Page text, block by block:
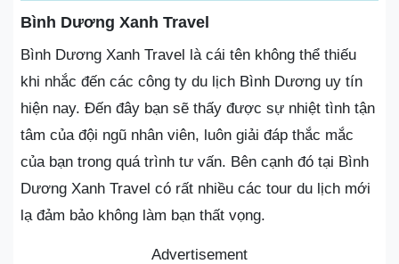
Bình Dương Xanh Travel
Bình Dương Xanh Travel là cái tên không thể thiếu
khi nhắc đến các công ty du lịch Bình Dương uy tín
hiện nay. Đến đây bạn sẽ thấy được sự nhiệt tình tận
tâm của đội ngũ nhân viên, luôn giải đáp thắc mắc
của bạn trong quá trình tư vấn. Bên cạnh đó tại Bình
Dương Xanh Travel có rất nhiều các tour du lịch mới
lạ đảm bảo không làm bạn thất vọng.
Advertisement